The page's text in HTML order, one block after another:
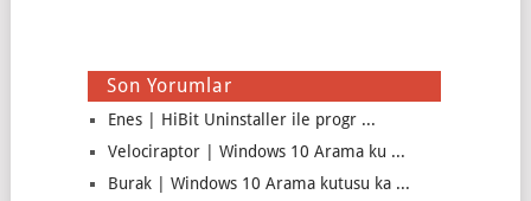
Son Yorumlar
Enes | HiBit Uninstaller ile progr ...
Velociraptor | Windows 10 Arama ku ...
Burak | Windows 10 Arama kutusu ka ...